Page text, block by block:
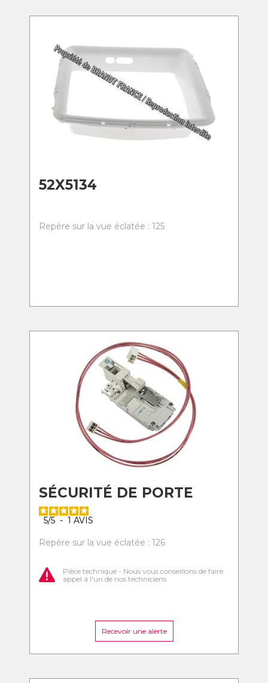
52X5134
Repère sur la vue éclatée : 125
SÉCURITÉ DE PORTE
5/5 - 1 AVIS
Repère sur la vue éclatée : 126
Pièce technique - Nous vous conseillons de faire
appel à l'un de nos techniciens
Recevoir une alerte